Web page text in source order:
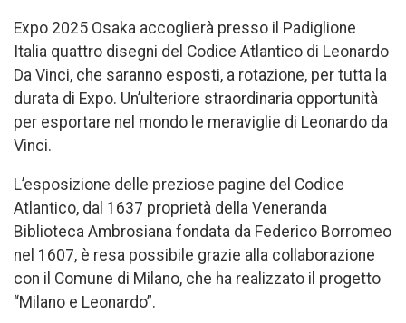
Expo 2025 Osaka accoglierà presso il Padiglione
Italia quattro disegni del Codice Atlantico di Leonardo
Da Vinci, che saranno esposti, a rotazione, per tutta la
durata di Expo. Un’ulteriore straordinaria opportunità
per esportare nel mondo le meraviglie di Leonardo da
Vinci.
L’esposizione delle preziose pagine del Codice
Atlantico, dal 1637 proprietà della Veneranda
Biblioteca Ambrosiana fondata da Federico Borromeo
nel 1607, è resa possibile grazie alla collaborazione
con il Comune di Milano, che ha realizzato il progetto
“Milano e Leonardo”.